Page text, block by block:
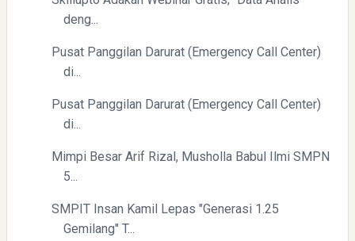
Yaqut Cholil Qoumas: Kisah Inspiratif di Balik Kasus Hukum
deng...
Pusat Panggilan Darurat (Emergency Call Center)
di...
Pusat Panggilan Darurat (Emergency Call Center)
di...
Mimpi Besar Arif Rizal, Musholla Babul Ilmi SMPN
5...
SMPIT Insan Kamil Lepas "Generasi 1.25
Gemilang" T...